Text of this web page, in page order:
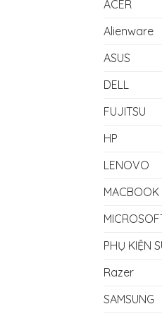
ACER
Alienware
ASUS
DELL
FUJITSU
HP
LENOVO
MACBOOK
PHỤ KIỆN
Razer
SAMSUNG